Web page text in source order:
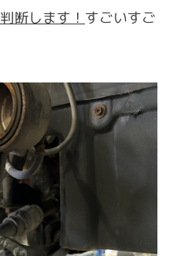
断します！ すごいすご